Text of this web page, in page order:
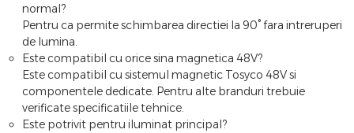
normal?
Pentru ca permite schimbarea directiei la 90° fara intreruperi
de lumina.
Este compatibil cu orice sina magnetica 48V?
Este compatibil cu sistemul magnetic Tosyco 48V si
componentele dedicate. Pentru alte branduri trebuie
verificate specificatiile tehnice.
Este potrivit pentru iluminat principal?